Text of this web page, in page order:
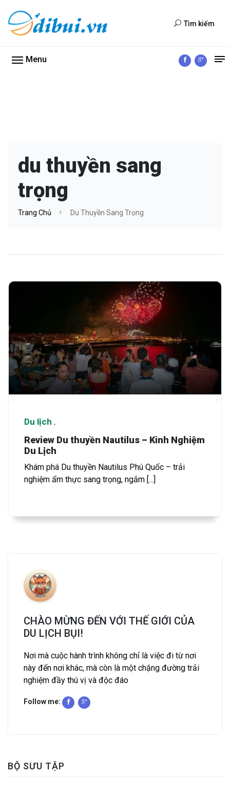
Tìm kiếm
Menu
du thuyền sang
trọng
Trang Chủ Du Thuyền Sang Trọng
Du lịch
Review Du thuyền Nautilus – Kinh Nghiệm
Du Lịch
Khám phá Du thuyền Nautilus Phú Quốc – trải
nghiệm ẩm thực sang trọng, ngắm [...]
CHÀO MỪNG ĐẾN VỚI THẾ GIỚI CỦA
DU LỊCH BỤI!
Nơi mà cuộc hành trình không chỉ là việc đi từ nơi
này đến nơi khác, mà còn là một chặng đường trải
nghiệm đầy thú vị và độc đáo
Follow me:
BỘ SƯU TẬP